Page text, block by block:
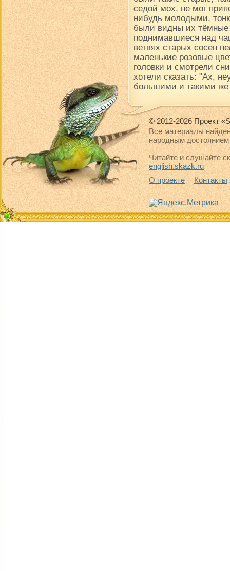
седой мох, не мог
нибудь молодыми,
были видны их
поднимавшиеся над
ветвях старых сосен
маленькие розовые
головки и смотрели
хотели сказать: "Ах,
большими и такими
© 2012-2026 Проект
Все материалы
народным достоянием
Читайте и слушайте
english.skazk.ru
О проекте
Контакты